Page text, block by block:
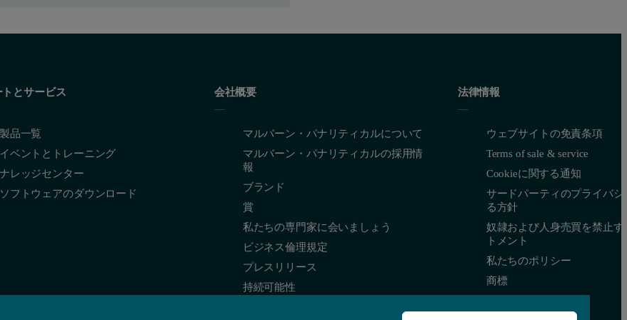
in Figure 2. Using this tip, it is possible to reach to the bottom of the inside of the folded capillary cell and load the sample directly
for the diffusion barrier technique.
とサービス
製品一覧
イベントとトレーニング
ナレッジセンター
ソフトウェアのダウンロード
会社概要
マルバーン・パナリティカルについて
マルバーン・パナリティカルの採用情
報
ブランド
賞
私たちの専門家に会いましょう
ビジネス倫理規定
プレスリリース
持続可能性
法律情報
ウェブサイトの免責条項
Terms of sale & service
Cookieに関する通知
サードパーティのプライバシ
る方針
奴隷および人身売買を禁止す
トメント
私たちのポリシー
商標